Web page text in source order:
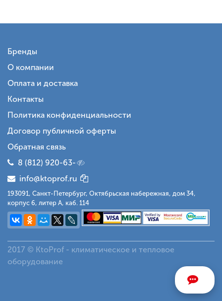
Бренды
О компании
Оплата и доставка
Контакты
Политика конфиденциальности
Договор публичной оферты
Обратная связь
8 (812) 920-63-
info@ktoprof.ru
193091, Санкт-Петербург, Октябрьская набережная, дом 34,
корпус 6, литер А, каб. 114
2017 © KtoProf - климатическое и тепловое
оборудование